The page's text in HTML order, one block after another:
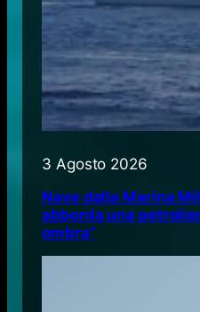
3 Agosto 2026
Nave della Marina
abborda una
ombra”